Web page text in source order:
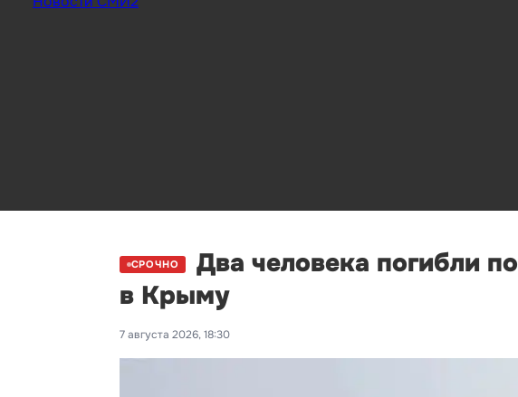
СРОЧНО
Два человека погибли
в Крыму
7 августа 2026, 18:30